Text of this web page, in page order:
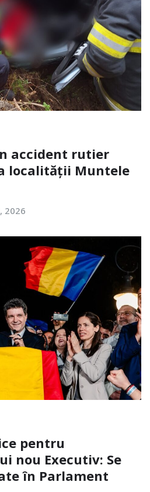
accident rutier
localității Muntele
2026
pentru
nou Executiv: Se
în Parlament